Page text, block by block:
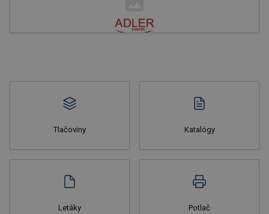
Tlačoviny Katalógy
Letáky Potlač